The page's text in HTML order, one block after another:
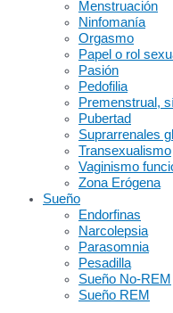
Menstruación
Ninfomanía
Orgasmo
Papel o rol
Pasión
Pedofilia
Premenstrual,
Pubertad
Suprarrenales
Transexualismo
Vaginismo
Zona Erógena
Sueño
Endorfinas
Narcolepsia
Parasomnia
Pesadilla
Sueño No-REM
Sueño REM